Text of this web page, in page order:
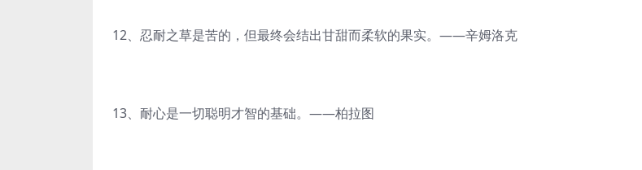
12、忍耐之草是苦的，但最终会结出甘甜而柔软的果实。——辛姆洛克
13、耐心是一切聪明才智的基础。——柏拉图